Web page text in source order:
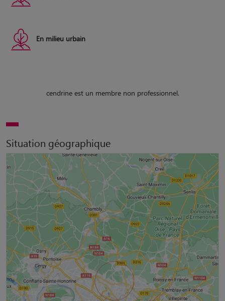
En milieu urbain
cendrine est un membre non professionnel.
Situation géographique